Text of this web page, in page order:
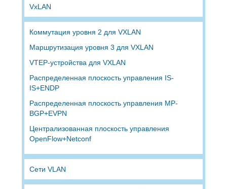
VxLAN
Коммутация уровня 2 для VXLAN
Маршрутизация уровня 3 для VXLAN
VTEP-устройства для VXLAN
Распределенная плоскость управления IS-
IS+ENDP
Распределенная плоскость управления MP-
BGP+EVPN
Централизованная плоскость управления
OpenFlow+Netconf
Сети VLAN